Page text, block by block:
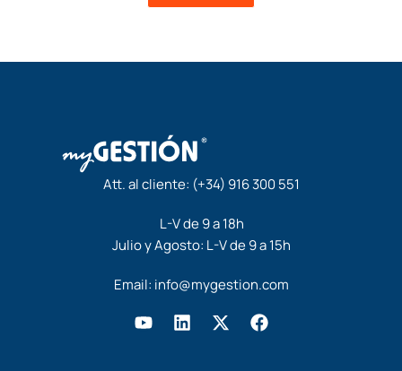
Att. al cliente: (+34) 916 300 551
L-V de 9 a 18h
Julio y Agosto: L-V de 9 a 15h
Email: info@mygestion.com
Y L X F
a